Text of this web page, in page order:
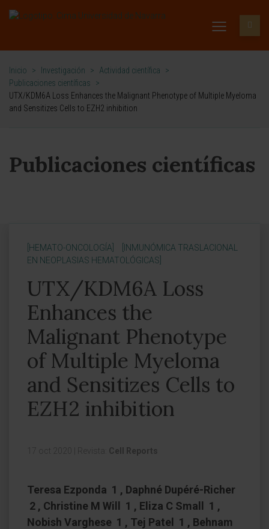
Inicio > Investigación > Actividad científica
>
Publicaciones científicas
>
UTX/KDM6A Loss Enhances the Malignant Phenotype of Multiple Myeloma
and Sensitizes Cells to EZH2 inhibition
Publicaciones científicas
[HEMATO-ONCOLOGÍA]
[INMUNÓMICA TRASLACIONAL
EN NEOPLASIAS HEMATOLÓGICAS]
UTX/KDM6A Loss
Enhances the
Malignant Phenotype
of Multiple Myeloma
and Sensitizes Cells to
EZH2 inhibition
17 oct 2020 Revista: Cell Reports
Teresa Ezponda 1 , Daphné Dupéré-Richer
2 , Christine M Will 1 , Eliza C Small 1 ,
Nobish Varghese 1 , Tej Patel 1 , Behnam